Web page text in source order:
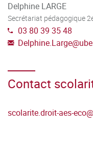
nationale de master «
https://
Delphine LARGE
Secrétariat pédagogique
03 80 39 35 48
Delphine.Large@
Contact
scolarite.droit-aes-eco@